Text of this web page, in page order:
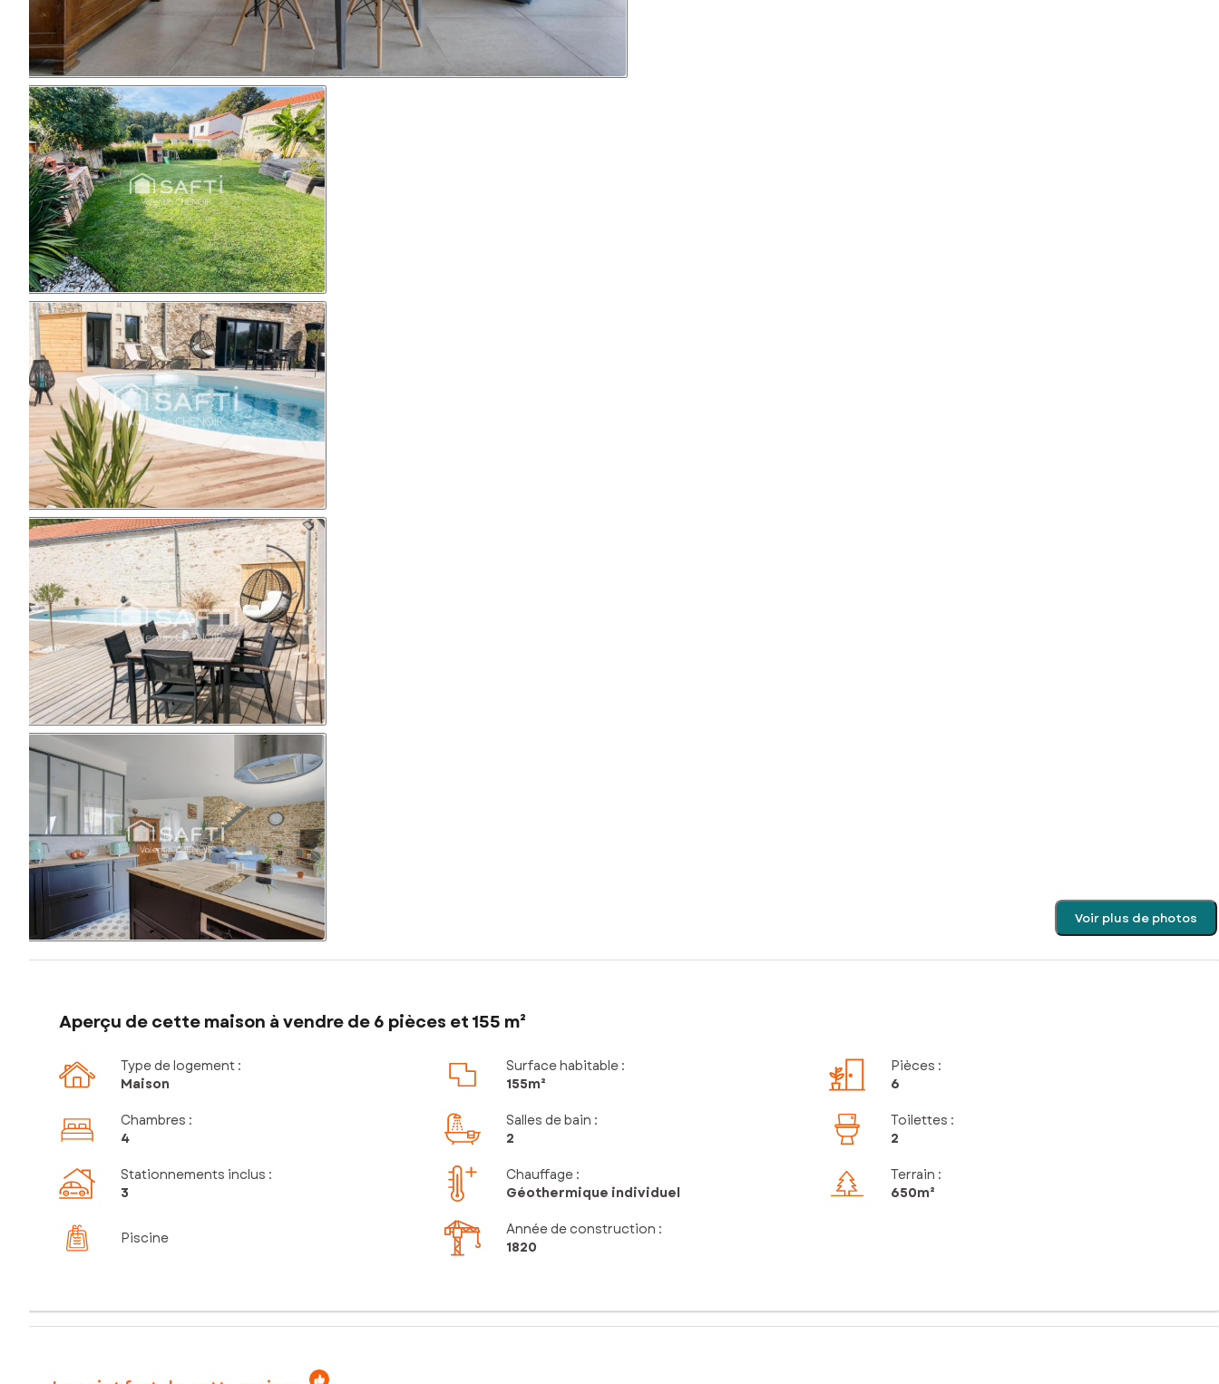
Voir plus de photos
Aperçu de cette maison à vendre de 6 pièces et 155 m²
Type de logement :
Maison
Surface habitable :
155m²
Pièces :
6
Chambres :
4
Salles de bain :
2
Toilettes :
2
Stationnements inclus :
3
Chauffage :
Géothermique individuel
Terrain :
650m²
Piscine
Année de construction :
1820